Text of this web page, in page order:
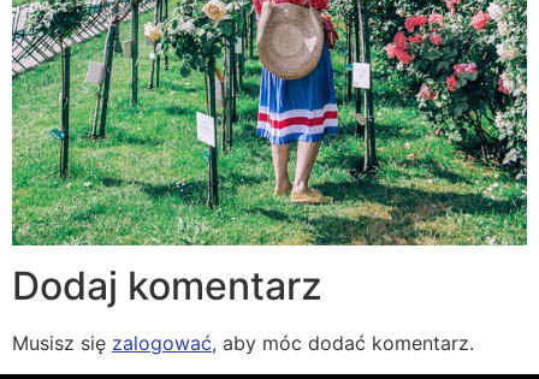
Dodaj komentarz
Musisz się zalogować, aby móc dodać komentarz.